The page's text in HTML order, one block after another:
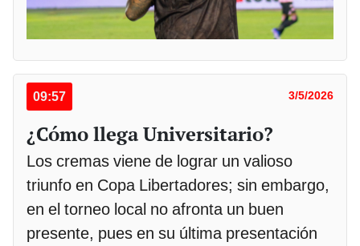
09:57 3/5/2026
¿Cómo llega Universitario?
Los cremas viene de lograr un valioso
triunfo en Copa Libertadores; sin embargo,
en el torneo local no afronta un buen
presente, pues en su última presentación